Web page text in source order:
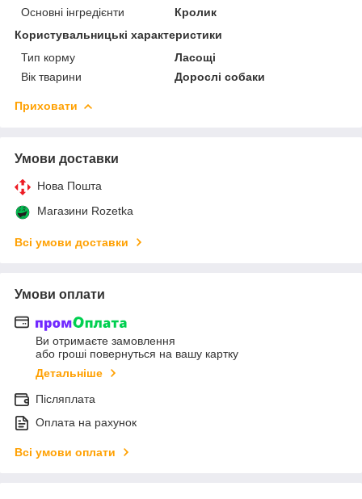
Основні інгредієнти
Кролик
Користувальницькі характеристики
Тип корму
Ласощі
Вік тварини
Дорослі собаки
Приховати
Умови доставки
Нова Пошта
Магазини Rozetka
Всі умови доставки
Умови оплати
Ви отримаєте замовлення
або гроші повернуться на вашу картку
Детальніше
Післяплата
Оплата на рахунок
Всі умови оплати